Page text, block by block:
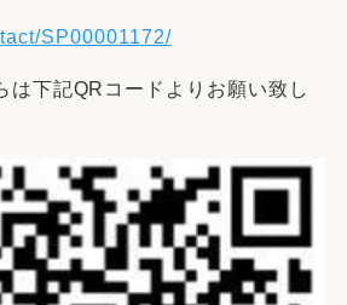
SP00001172/
は下記QRコードよりお願い致し